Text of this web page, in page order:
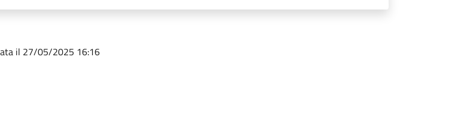
il 27/05/2025 16:16